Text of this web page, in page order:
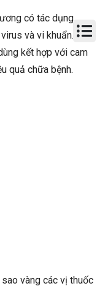
có tác dụng
và vi khuẩn.
kết hợp với cam
quả chữa bệnh.
vàng các vị thuốc